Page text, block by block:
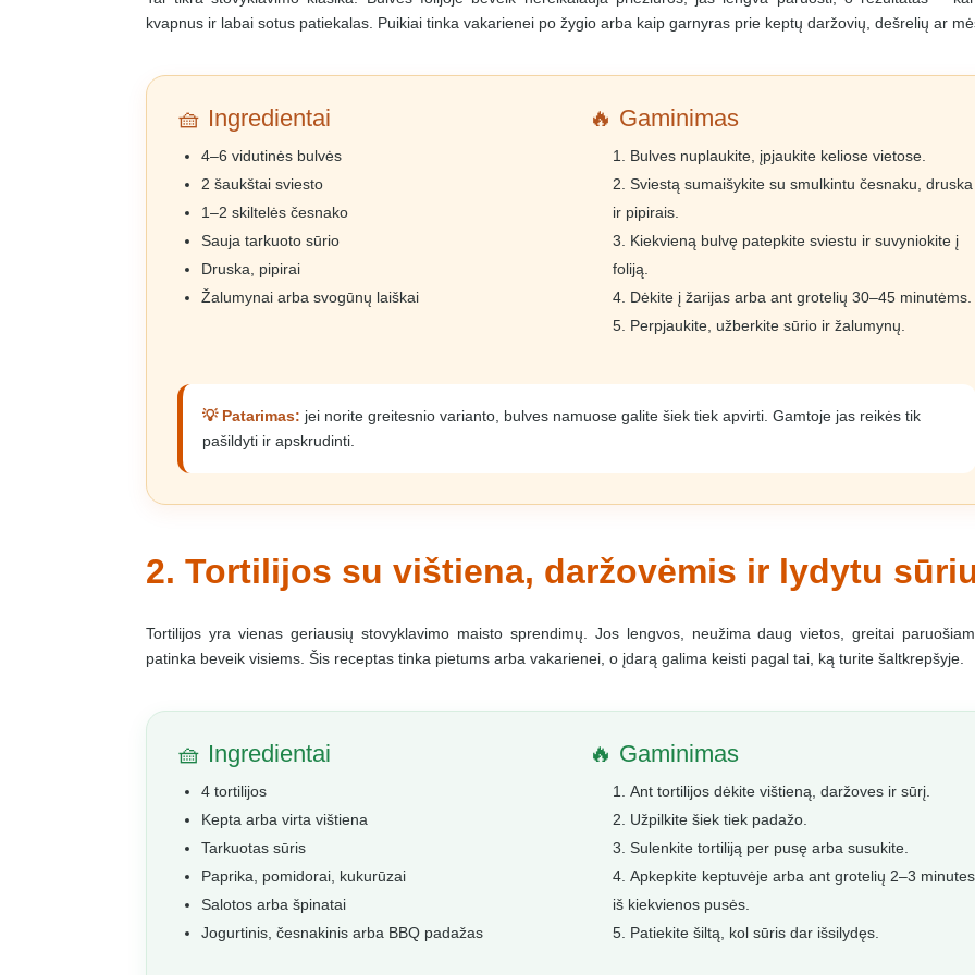
kvapnus ir labai sotus patiekalas. Puikiai tinka vakarienei po žygio arba kaip garnyras prie keptų daržovių, dešrelių ar
🧺 Ingredientai
4–6 vidutinės bulvės
2 šaukštai sviesto
1–2 skiltelės česnako
Sauja tarkuoto sūrio
Druska, pipirai
Žalumynai arba svogūnų laiškai
🔥 Gaminimas
Bulves nuplaukite, įpjaukite keliose vietose.
Sviestą sumaišykite su smulkintu česnaku, druska
ir pipirais.
Kiekvieną bulvę patepkite sviestu ir suvyniokite į
foliją.
Dėkite į žarijas arba ant grotelių 30–45 minutėms.
Perpjaukite, užberkite sūrio ir žalumynų.
💡 Patarimas: jei norite greitesnio varianto, bulves namuose galite šiek tiek apvirti. Gamtoje jas reikės tik
pašildyti ir apskrudinti.
2. Tortilijos su vištiena, daržovėmis ir lydytu
Tortilijos yra vienas geriausių stovyklavimo maisto sprendimų. Jos lengvos, neužima daug vietos, greitai
patinka beveik visiems. Šis receptas tinka pietums arba vakarienei, o įdarą galima keisti pagal tai, ką turite šaltkrepšyje.
🧺 Ingredientai
4 tortilijos
Kepta arba virta vištiena
Tarkuotas sūris
Paprika, pomidorai, kukurūzai
Salotos arba špinatai
Jogurtinis, česnakinis arba BBQ padažas
🔥 Gaminimas
Ant tortilijos dėkite vištieną, daržoves ir sūrį.
Užpilkite šiek tiek padažo.
Sulenkite tortiliją per pusę arba susukite.
Apkepkite keptuvėje arba ant grotelių 2–3 minutes
iš kiekvienos pusės.
Patiekite šiltą, kol sūris dar išsilydęs.